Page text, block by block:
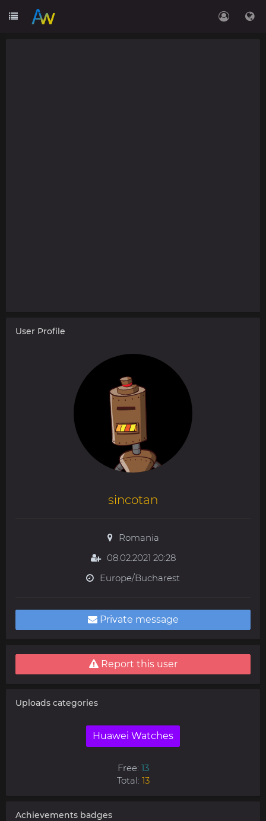
User Profile
sincotan
Romania
08.02.2021 20:28
Europe/Bucharest
Private message
Report this user
Uploads categories
Huawei Watches
Free: 13
Total: 13
Achievements badges